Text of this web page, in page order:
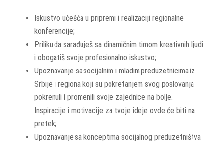
Iskustvo učešća u pripremi i realizaciji regionalne
konferencije;
Priliku da sarađuješ sa dinamičnim timom kreativnih ljudi
i obogatiš svoje profesionalno iskustvo;
Upoznavanje sa socijalnim i mladim preduzetnicima iz
Srbije i regiona koji su pokretanjem svog poslovanja
pokrenuli i promenili svoje zajednice na bolje.
Inspiracije i motivacije za tvoje ideje ovde će biti na
pretek;
Upoznavanje sa konceptima socijalnog preduzetništva